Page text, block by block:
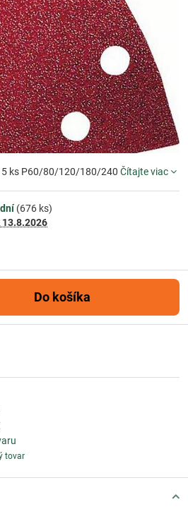
5 ks P60/80/120/180/240 Čítajte viac
(676 ks)
13.8.2026
Do košíka
tovar